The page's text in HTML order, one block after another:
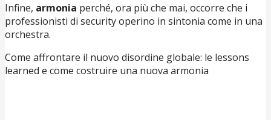
Infine, armonia perché, ora più che mai, occorre che i
professionisti di security operino in sintonia come in una
orchestra.
Come affrontare il nuovo disordine globale: le lessons
learned e come costruire una nuova armonia